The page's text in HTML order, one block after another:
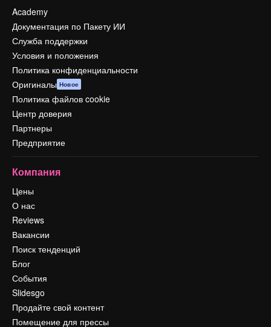
Academy
Документация по Пакету ИИ
Служба поддержки
Условия и положения
Политика конфиденциальности
Оригиналы Новое
Политика файлов cookie
Центр доверия
Партнеры
Предприятие
Компания
Цены
О нас
Reviews
Вакансии
Поиск тенденций
Блог
События
Slidesgo
Продайте свой контент
Помещение для прессы